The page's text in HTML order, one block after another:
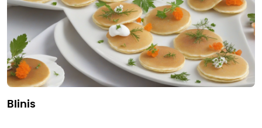
blinis